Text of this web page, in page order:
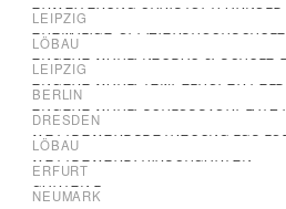
LEIPZIG
EHEMALIGE OFFIZIERSHOCHSCHULE
LÖBAU
ENGERE WAHL: NEUBAU 3. SCHULE
LEIPZIG
ENGERE WAHL: TEMPELHOFER FELD
BERLIN
ENGERE WAHL: SCHLOSSVORPLATZ
DRESDEN
WETTBEWERBSBETREUUNG LGS
LÖBAU
WETTBEWERB: HIRSCHGARTEN
ERFURT
GARTEN L
NEUMARK